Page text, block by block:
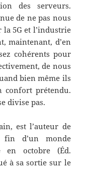
des serveurs.
de ne pas nous
5G et l’industrie
maintenant, d’en
cohérents pour
de nous
bien même ils
confort prétendu.
divise pas.
est l’auteur de
fin d’un monde
en octobre (Éd.
à sa sortie sur le